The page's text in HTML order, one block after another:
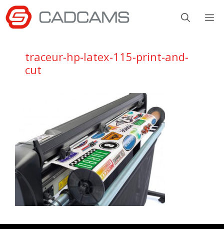
Aller
au
contenu
traceur-hp-latex-115-print-and-
cut